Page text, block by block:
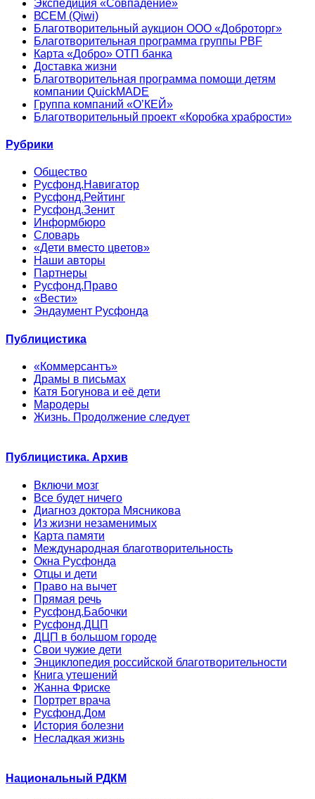
Экспедиция «Совпадение»
ВСЕМ (Qiwi)
Благотворительный аукцион ООО «Доброторг»
Благотворительная программа группы PBF
Карта «Добро» ОТП банка
Доставка жизни
Благотворительная программа помощи детям
компании QuickMADE
Группа компаний «О’КЕЙ»
Благотворительный проект «Коробка храбрости»
Рубрики
Общество
Русфонд.Навигатор
Русфонд.Рейтинг
Русфонд.Зенит
Информбюро
Словарь
«Дети вместо цветов»
Наши авторы
Партнеры
Русфонд.Право
«Вести»
Эндаумент Русфонда
Публицистика
«Коммерсантъ»
Драмы в письмах
Катя Богунова и её дети
Мародеры
Жизнь. Продолжение следует
Публицистика. Архив
Включи мозг
Все будет ничего
Диагноз доктора Мясникова
Из жизни незаменимых
Карта памяти
Международная благотворительность
Окна Русфонда
Отцы и дети
Право на вычет
Прямая речь
Русфонд.Бабочки
Русфонд.ДЦП
ДЦП в большом городе
Свои чужие дети
Энциклопедия российской благотворительности
Книга утешений
Жанна Фриске
Портрет врача
Русфонд.Дом
История болезни
Несладкая жизнь
Национальный РДКМ